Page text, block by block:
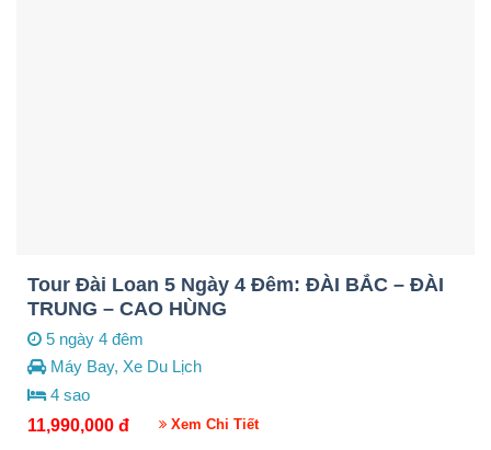
Tour Đài Loan 5 Ngày 4 Đêm: ĐÀI BẮC – ĐÀI
TRUNG – CAO HÙNG
5 ngày 4 đêm
Máy Bay, Xe Du Lịch
4 sao
11,990,000đ Xem Chi Tiết